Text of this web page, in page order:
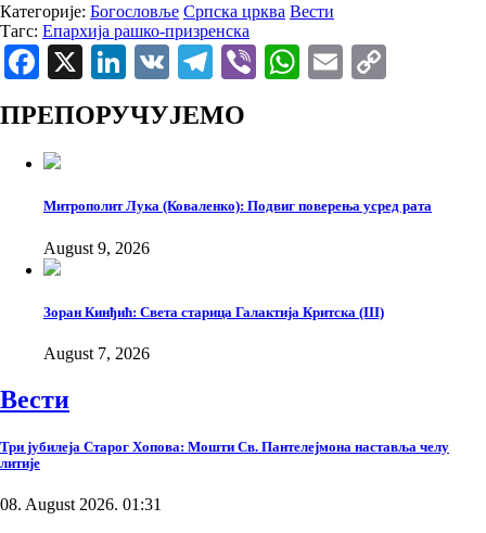
Категорије: Богословље Српска црква Вести
Тагс: Епархија рашко-призренска
Facebook
X LinkedIn
VK Telegram
ViberWhatsApp
Email
ПРЕПОРУЧУЈЕМО
Митрополит Лука (Коваленко): Подвиг поверења усред рата
August 9, 2026
Зоран Кинђић: Света старица Галактија Критска (III)
August 7, 2026
Вести
Три јубилеја Старог Хопова: Мошти Св. Пантелејмона наставља челу
литије
08. August 2026. 01:31